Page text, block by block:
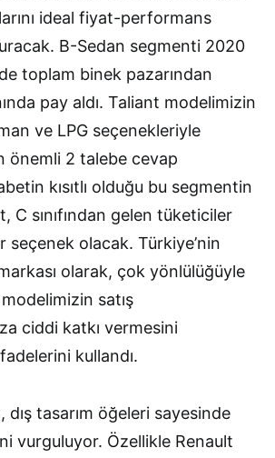
ideal fiyat-performans
B-Sedan segmenti 2020
toplam binek pazarından
pay aldı. Taliant modelimizin
ve LPG seçenekleriyle
önemli 2 talebe cevap
kısıtlı olduğu bu segmentin
C sınıfından gelen tüketiciler
seçenek olacak. Türkiye’nin
olarak, çok yönlülüğüyle
satış
ciddi katkı vermesini
kullandı.
dış tasarım öğeleri sayesinde
vurguluyor. Özellikle Renault